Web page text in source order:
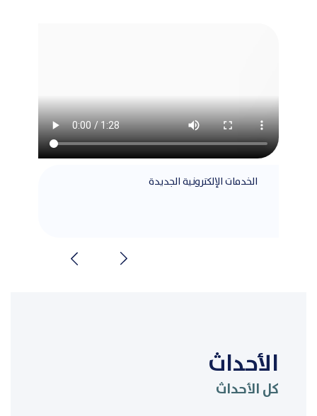
الخدمات الإلكترونية الجديدة
الأحداث
كل الأحداث